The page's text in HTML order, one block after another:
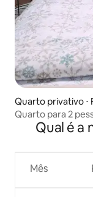
Quarto privativo ⋅
Quarto para 2
Qual é a
Mês